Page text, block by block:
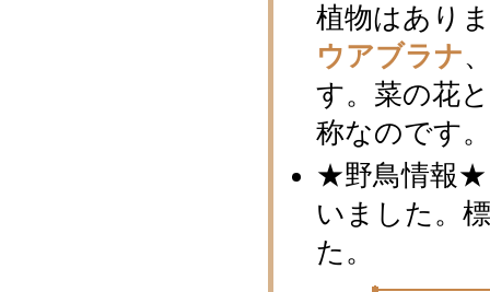
植物はあり
ウアブラナ
す。菜の花
称なのです
★野鳥情報★
いました。
た。